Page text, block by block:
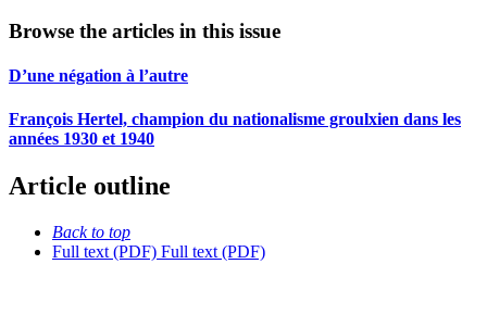
Browse the articles in this issue
D’une négation à l’autre
François Hertel, champion du nationalisme groulxien dans les
années 1930 et 1940
Article outline
Back to top
Full text (PDF) Full text (PDF)